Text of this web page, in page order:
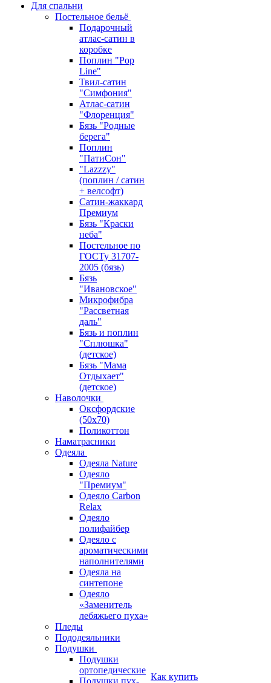
Для спальни
Постельное бельё
Подарочный
атлас-сатин в
коробке
Поплин "Pop
Line"
Твил-сатин
"Симфония"
Атлас-сатин
"Флоренция"
Бязь "Родные
берега"
Поплин
"ПатиСон"
"Lazzzy"
(поплин / сатин
+ велсофт)
Сатин-жаккард
Премиум
Бязь "Краски
неба"
Постельное по
ГОСТу 31707-
2005 (бязь)
Бязь
"Ивановское"
Микрофибра
"Рассветная
даль"
Бязь и поплин
"Сплюшка"
(детское)
Бязь "Мама
Отдыхает"
(детское)
Наволочки
Оксфордские
(50х70)
Поликоттон
Наматрасники
Одеяла
Одеяла Nature
Одеяло
"Премиум"
Одеяло Carbon
Relax
Одеяло
полифайбер
Одеяло с
ароматическими
наполнителями
Одеяла на
синтепоне
Одеяло
«Заменитель
лебяжьего пуха»
Пледы
Пододеяльники
Подушки
Подушки
ортопедические
Подушки пух-
Как купить